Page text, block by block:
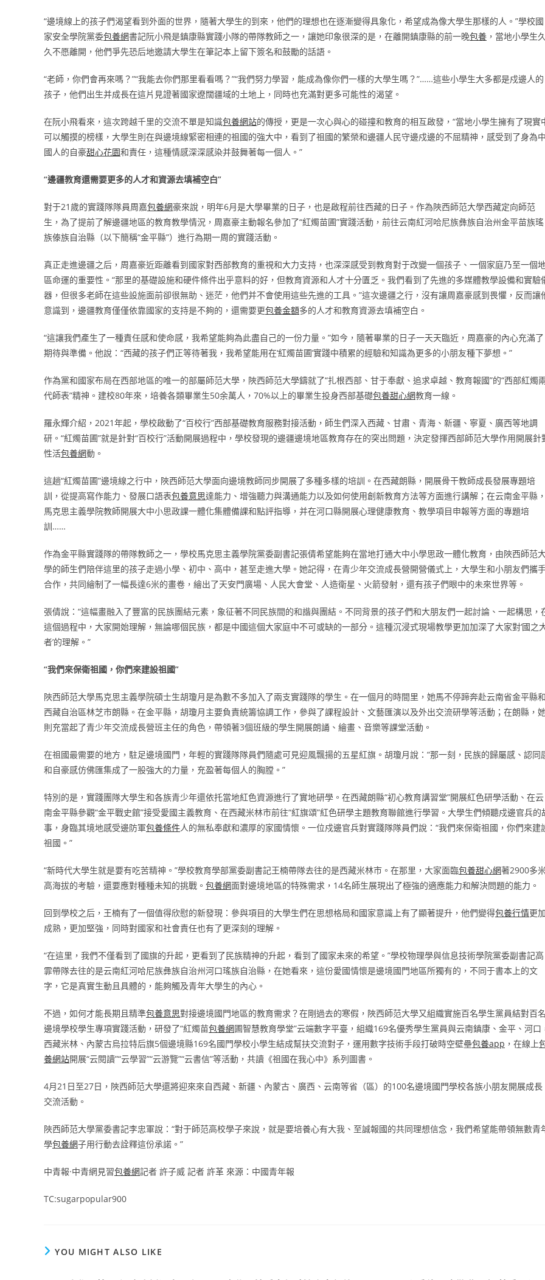
“邊境線上的孩子們渴望看到外面的世界，隨著大學生的到來，他們的理想也在逐漸變得具象化，希望成為像大學生那樣的人。”學校國
家安全學院黨委包養網書記阮小飛是鎮康縣實踐小隊的帶隊教師之一，讓她印象很深的是，在離開鎮康縣的前一晚包養 ，當地小學生久
久不愿離開，他們爭先恐后地邀請大學生在筆記本上留下簽名和鼓勵的話語。
“老師，你們會再來嗎？”“我能去你們那里看看嗎？”“我們努力學習，能成為像你們一樣的大學生嗎？”……這些小學生大多都是戍邊人的
孩子，他們出生并成長在這片見證著國家遼闊疆域的土地上，同時也充滿對更多可能性的渴望。
在阮小飛看來，這次跨越千里的交流不單是知識包養網站的傳授，更是一次心與心的碰撞和教育的相互啟發，“當地小學生擁有了現實
可以觸摸的榜樣，大學生則在與邊境線緊密相連的祖國的強大中，看到了祖國的繁榮和邊疆人民守邊戍邊的不屈精神，感受到了身為中
國人的自豪甜心花園和責任，這種情感深深感染并鼓舞著每一個人。”
“邊疆教育還需要更多的人才和資源去填補空白”
對于21歲的實踐隊隊員周嘉包養網豪來說，明年6月是大學畢業的日子，也是啟程前往西藏的日子。作為陜西師范大學西藏定向師范
生，為了提前了解邊疆地區的教育教學情況，周嘉豪主動報名參加了“紅燭苗圃”實踐活動，前往云南紅河哈尼族彝族自治州金平苗族瑤
族傣族自治縣（以下簡稱“金平縣”）進行為期一周的實踐活動。
真正走進邊疆之后，周嘉豪近距離看到國家對西部教育的重視和大力支持，也深深感受到教育對于改變一個孩子、一個家庭乃至一個
區命運的重要性。“那里的基礎設施和硬件條件出乎意料的好，但教育資源和人才十分匱乏。我們看到了先進的多媒體教學設備和實驗
器，但很多老師在這些設施面前卻很無助、迷茫，他們并不會使用這些先進的工具。”這次邊疆之行，沒有讓周嘉豪感到畏懼，反而讓
意識到，邊疆教育僅僅依靠國家的支持是不夠的，還需要更包養金額多的人才和教育資源去填補空白。
“這讓我們產生了一種責任感和使命感，我希望能夠為此盡自己的一份力量。”如今，隨著畢業的日子一天天臨近，周嘉豪的內心充滿了
期待與準備。他說：“西藏的孩子們正等待著我，我希望能用在‘紅燭苗圃’實踐中積累的經驗和知識為更多的小朋友種下夢想。”
作為黨和國家布局在西部地區的唯一的部屬師范大學，陜西師范大學鑄就了“扎根西部、甘于奉獻、追求卓越、教育報國”的“西部紅燭
代師表”精神。建校80年來，培養各類畢業生50余萬人，70%以上的畢業生投身西部基礎包養甜心網教育一線。
羅永輝介紹，2021年起，學校啟動了“百校行”西部基礎教育服務對接活動，師生們深入西藏、甘肅、青海、新疆、寧夏、廣西等地調
研。“紅燭苗圃”就是針對“百校行”活動開展過程中，學校發現的邊疆邊境地區教育存在的突出問題，決定發揮西部師范大學作用開展針
性活包養網動。
這趟“紅燭苗圃”邊境線之行中，陜西師范大學面向邊境教師同步開展了多種多樣的培訓。在西藏朗縣，開展骨干教師成長發展專題培
訓，從提高寫作能力、發展口語表包養意思達能力、增強聽力與溝通能力以及如何使用創新教育方法等方面進行講解；在云南金平縣，
馬克思主義學院教師開展大中小思政課一體化集體備課和點評指導，并在河口縣開展心理健康教育、教學項目申報等方面的專題培
訓……
作為金平縣實踐隊的帶隊教師之一，學校馬克思主義學院黨委副書記張倩希望能夠在當地打通大中小學思政一體化教育，由陜西師范
學的師生們陪伴這里的孩子走過小學、初中、高中，甚至走進大學。她記得，在青少年交流成長營開營儀式上，大學生和小朋友們攜
合作，共同繪制了一幅長達6米的畫卷，繪出了天安門廣場、人民大會堂、人造衛星、火箭發射，還有孩子們眼中的未來世界等。
張倩說：“這幅畫融入了豐富的民族團結元素，象征著不同民族間的和諧與團結。不同背景的孩子們和大朋友們一起討論、一起構思，
這個過程中，大家開始理解，無論哪個民族，都是中國這個大家庭中不可或缺的一部分。這種沉浸式現場教學更加加深了大家對‘國之
者’的理解。”
“我們來保衛祖國，你們來建設祖國”
陜西師范大學馬克思主義學院碩士生胡瓊月是為數不多加入了兩支實踐隊的學生。在一個月的時間里，她馬不停蹄奔赴云南省金平縣和
西藏自治區林芝市朗縣。在金平縣，胡瓊月主要負責統籌協調工作，參與了課程設計、文藝匯演以及外出交流研學等活動；在朗縣，
則充當起了青少年交流成長營班主任的角色，帶領著3個班級的學生開展朗誦、繪畫、音樂等課堂活動。
在祖國最需要的地方，駐足邊境國門，年輕的實踐隊隊員們隨處可見迎風飄揚的五星紅旗。胡瓊月說：“那一刻，民族的歸屬感、認同
和自豪感仿佛匯集成了一股強大的力量，充盈著每個人的胸膛。”
特別的是，實踐團隊大學生和各族青少年還依托當地紅色資源進行了實地研學。在西藏朗縣“初心教育講習堂”開展紅色研學活動、在云
南金平縣參觀“金平戰史館”接受愛國主義教育、在西藏米林市前往“紅旗頌”紅色研學主題教育聯館進行學習。大學生們傾聽戍邊官兵的
事，身臨其境地感受邊防軍包養條件人的無私奉獻和濃厚的家國情懷。一位戍邊官兵對實踐隊隊員們說：“我們來保衛祖國，你們來建
祖國。”
“新時代大學生就是要有吃苦精神。”學校教育學部黨委副書記王楠帶隊去往的是西藏米林市。在那里，大家面臨包養甜心網著2900多
高海拔的考驗，還要應對種種未知的挑戰。 包養網面對邊境地區的特殊需求，14名師生展現出了極強的適應能力和解決問題的能力。
回到學校之后，王楠有了一個值得欣慰的新發現：參與項目的大學生們在思想格局和國家意識上有了顯著提升，他們變得包養行情更加
成熟，更加堅強，同時對國家和社會責任也有了更深刻的理解。
“在這里，我們不僅看到了國旗的升起，更看到了民族精神的升起，看到了國家未來的希望。”學校物理學與信息技術學院黨委副書記高
霏帶隊去往的是云南紅河哈尼族彝族自治州河口瑤族自治縣，在她看來，這份愛國情懷是邊境國門地區所獨有的，不同于書本上的文
字，它是真實生動且具體的，能夠觸及青年大學生的內心。
不過，如何才能長期且精準包養意思對接邊境國門地區的教育需求？在剛過去的寒假，陜西師范大學又組織實施百名學生黨員結對百名
邊境學校學生專項實踐活動，研發了“紅燭苗包養網圃智慧教育學堂”云端數字平臺，組織169名優秀學生黨員與云南鎮康、金平、河口
西藏米林、內蒙古烏拉特后旗5個邊境縣169名國門學校小學生結成幫扶交流對子，運用數字技術手段打破時空壁壘包養app ，在線上
養網站開展“云閱讀”“云學習”“云游覽”“云書信”等活動，共讀《祖國在我心中》系列圖書。
4月21日至27日，陜西師范大學還將迎來來自西藏、新疆、內蒙古、廣西、云南等省（區）的100名邊境國門學校各族小朋友開展成長
交流活動。
陜西師范大學黨委書記李忠軍說：“對于師范高校學子來說，就是要培養心有大我、至誠報國的共同理想信念，我們希望能帶領無數青
學包養網子用行動去詮釋這份承諾。”
中青報·中青網見習包養網記者 許子威 記者 許革 來源：中國青年報
TC:sugarpopular900
YOU MIGHT ALSO LIKE